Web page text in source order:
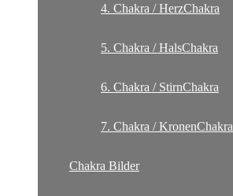
4. Chakra / HerzChakra
5. Chakra / HalsChakra
6. Chakra / StirnChakra
7. Chakra / KronenChakra
Chakra Bilder